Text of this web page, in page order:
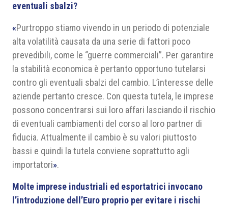
eventuali sbalzi?
«Purtroppo stiamo vivendo in un periodo di potenziale
alta volatilità causata da una serie di fattori poco
prevedibili, come le “guerre commerciali”. Per garantire
la stabilità economica è pertanto opportuno tutelarsi
contro gli eventuali sbalzi del cambio. L’interesse delle
aziende pertanto cresce. Con questa tutela, le imprese
possono concentrarsi sui loro affari lasciando il rischio
di eventuali cambiamenti del corso al loro partner di
fiducia. Attualmente il cambio è su valori piuttosto
bassi e quindi la tutela conviene soprattutto agli
importatori».
Molte imprese industriali ed esportatrici invocano
l’introduzione dell’Euro proprio per evitare i rischi